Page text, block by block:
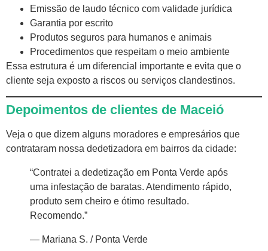
Emissão de laudo técnico com validade jurídica
Garantia por escrito
Produtos seguros para humanos e animais
Procedimentos que respeitam o meio ambiente
Essa estrutura é um diferencial importante e evita que o
cliente seja exposto a riscos ou serviços clandestinos.
Depoimentos de clientes de Maceió
Veja o que dizem alguns moradores e empresários que
contrataram nossa dedetizadora em bairros da cidade:
“Contratei a dedetização em Ponta Verde após
uma infestação de baratas. Atendimento rápido,
produto sem cheiro e ótimo resultado.
Recomendo.”
— Mariana S. / Ponta Verde